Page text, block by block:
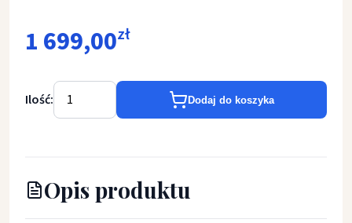
1 699,00zł
Ilość: Dodaj do koszyka
Opis produktu